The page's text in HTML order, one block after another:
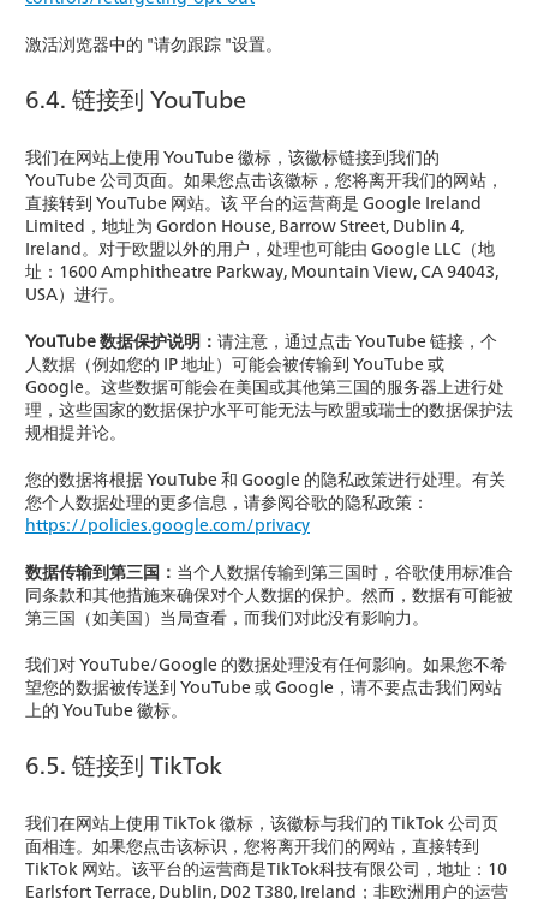
激活浏览器中的 "请勿跟踪 "设置。
6.4. 链接到 YouTube
我们在网站上使用 YouTube 徽标，该徽标链接到我们的
YouTube 公司页面。如果您点击该徽标，您将离开我们的网站，
直接转到 YouTube 网站。该 平台的运营商是 Google Ireland
Limited，地址为 Gordon House, Barrow Street, Dublin 4,
Ireland。对于欧盟以外的用户，处理也可能由 Google LLC（地
址：1600 Amphitheatre Parkway, Mountain View, CA 94043,
USA）进行。
YouTube 数据保护说明： 请注意，通过点击 YouTube 链接，个
人数据（例如您的 IP 地址）可能会被传输到 YouTube 或
Google。这些数据可能会在美国或其他第三国的服务器上进行处
理，这些国家的数据保护水平可能无法与欧盟或瑞士的数据保护法
规相提并论。
您的数据将根据 YouTube 和 Google 的隐私政策进行处理。有关
您个人数据处理的更多信息，请参阅谷歌的隐私政策：
https://policies.google.com/privacy
数据传输到第三国： 当个人数据传输到第三国时，谷歌使用标准合
同条款和其他措施来确保对个人数据的保护。然而，数据有可能被
第三国（如美国）当局查看，而我们对此没有影响力。
我们对 YouTube/Google 的数据处理没有任何影响。如果您不希
望您的数据被传送到 YouTube 或 Google，请不要点击我们网站
上的 YouTube 徽标。
6.5. 链接到 TikTok
我们在网站上使用 TikTok 徽标，该徽标与我们的 TikTok 公司页
面相连。如果您点击该标识，您将离开我们的网站，直接转到
TikTok 网站。该平台的运营商是TikTok科技有限公司，地址：10
Earlsfort Terrace, Dublin, D02 T380, Ireland；非欧洲用户的运营